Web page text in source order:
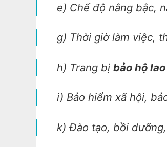
e) Chế độ nâng bậc,
g) Thời giờ làm việc,
h) Trang bị bảo hộ
i) Bảo hiểm xã hội,
k) Đào tạo, bồi